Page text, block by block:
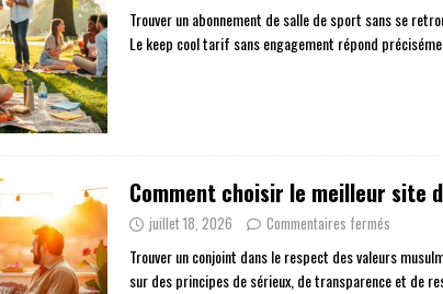
Trouver un abonnement de salle de sport sans se
Le keep cool tarif sans engagement répond
Comment choisir le meilleur site
juillet 18, 2026 Commentaires fermés
Trouver un conjoint dans le respect des valeurs
sur des principes de sérieux, de transparence et de